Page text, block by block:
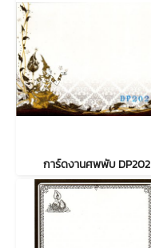
การ์ดงานศพพับ DP202